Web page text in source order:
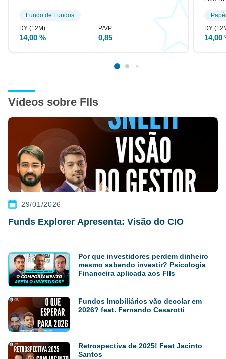
14,00 % 0,85
Fundo de Fundos
14,00
Vídeos sobre FIIs
29/01/2026
Funds Explorer Apresenta: Visão do CIO
Por que investidores perdem dinheiro
mesmo sabendo investir? Psicologia
Financeira aplicada aos FIIs
Fundos Imobiliários vão decolar em
2026? feat. Fernando Cesarotti
Retrospectiva de 2025! Feat Jacinto
Santos